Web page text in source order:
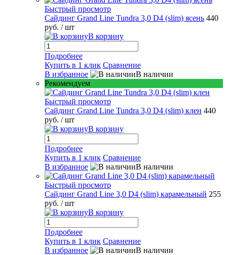
Быстрый просмотр
Сайдинг Grand Line Tundra 3,0 D4 (slim) ясень 440
руб. / шт
В корзину
Подробнее
Купить в 1 клик Сравнение
В избранное
В наличии
Рекомендуем
Быстрый просмотр
Сайдинг Grand Line Tundra 3,0 D4 (slim) клен 440
руб. / шт
В корзину
Подробнее
Купить в 1 клик Сравнение
В избранное
В наличии
Быстрый просмотр
Сайдинг Grand Line 3,0 D4 (slim) карамельный 255
руб. / шт
В корзину
Подробнее
Купить в 1 клик Сравнение
В избранное
В наличии